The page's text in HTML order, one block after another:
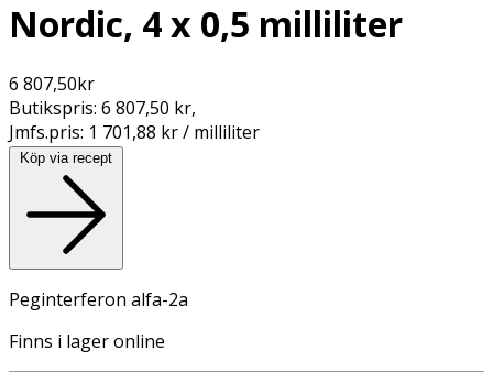
Nordic, 4 x 0,5 milliliter
6 807,50kr
Butikspris: 6 807,50 kr,
Jmfs.pris: 1 701,88 kr / milliliter
Köp via recept
Peginterferon alfa-2a
Finns i lager online